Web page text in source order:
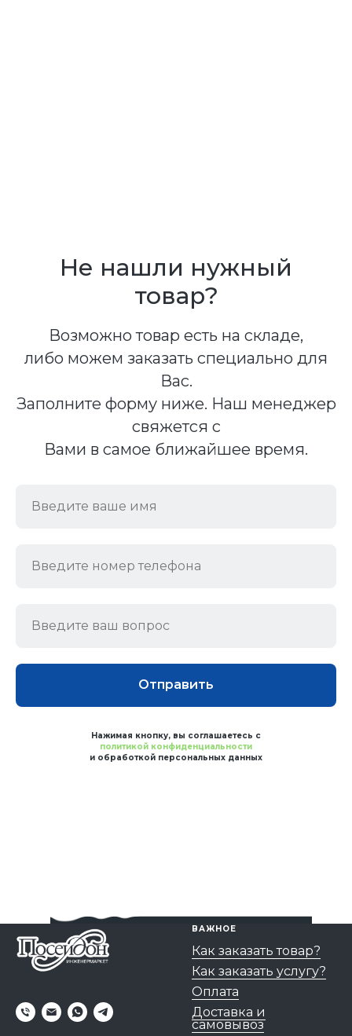
Не нашли нужный
товар?
Возможно товар есть на складе,
либо можем заказать специально для
Вас.
Заполните форму ниже. Наш менеджер
свяжется с
Вами в самое ближайшее время.
Отправить
Нажимая кнопку, вы соглашаетесь с
политикой конфиденциальности
и обработкой персональных данных
ВАЖНОЕ
Как заказать товар?
Как заказать услугу?
Оплата
Доставка и
самовывоз